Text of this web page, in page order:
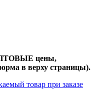
цены,
в верху страницы).
товар при заказе